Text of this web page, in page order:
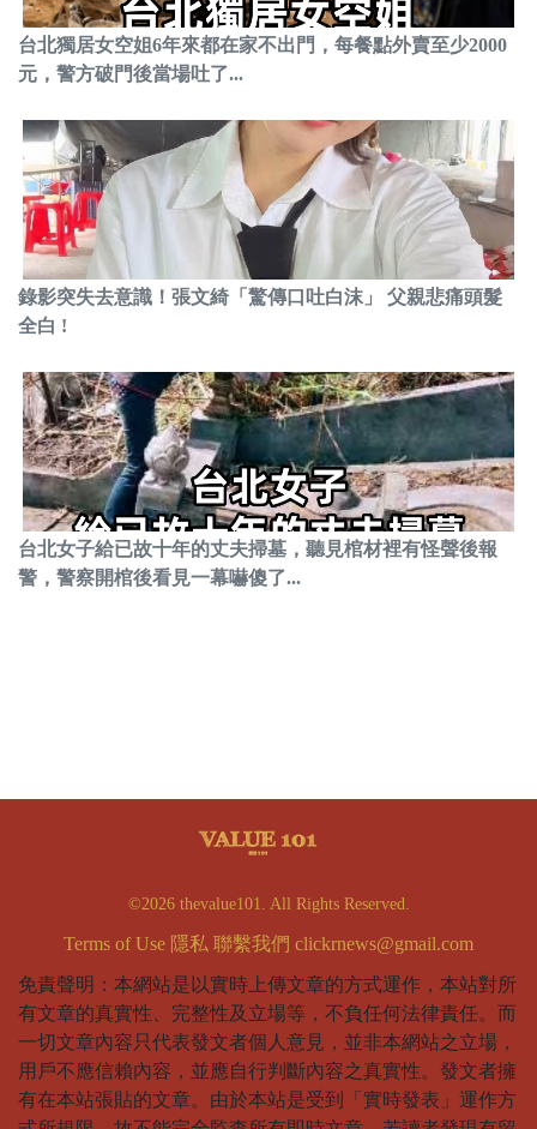
台北獨居女空姐6年來都在家不出門，每餐點外賣至少2000
元，警方破門後當場吐了...
錄影突失去意識！張文綺「驚傳口吐白沫」 父親悲痛頭髮
全白 !
台北女子給已故十年的丈夫掃墓，聽見棺材裡有怪聲後報
警，警察開棺後看見一幕嚇傻了...
©2026 thevalue101. All Rights Reserved.
Terms of Use 隱私 聯繫我們 clickrnews@gmail.com
免責聲明：本網站是以實時上傳文章的方式運作，本站對所
有文章的真實性、完整性及立場等，不負任何法律責任。而
一切文章內容只代表發文者個人意見，並非本網站之立場，
用戶不應信賴內容，並應自行判斷內容之真實性。發文者擁
有在本站張貼的文章。由於本站是受到「實時發表」運作方